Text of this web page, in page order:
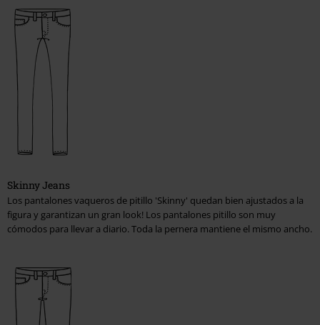
Camisetas, Mangas largas, Camisas sin mangas, Sudaderas con
capucha & Chaquetas
Pantalones, Shorts, Faldas
Gorras, Sombreros y Gorros
Mujeres
Camisetas, Tops, Mangas largas, Sudaderas con capucha &
Chaquetas
Corsés
Pantalones, pantalones cortos y faldas
Skinny Jeans
Los pantalones vaqueros de pitillo 'Skinny' quedan bien ajustados a la
figura y garantizan un gran look! Los pantalones pitillo son muy
cómodos para llevar a diario. Toda la pernera mantiene el mismo ancho.